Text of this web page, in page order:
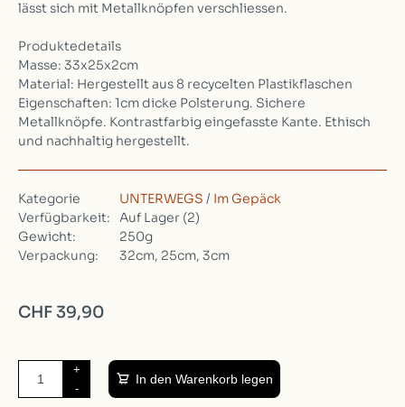
lässt sich mit Metallknöpfen verschliessen.
Produktedetails
Masse: 33x25x2cm
Material: Hergestellt aus 8 recycelten Plastikflaschen
Eigenschaften: 1cm dicke Polsterung. Sichere
Metallknöpfe. Kontrastfarbig eingefasste Kante. Ethisch
und nachhaltig hergestellt.
Kategorie UNTERWEGS / Im Gepäck
Verfügbarkeit:
Auf Lager (2)
Gewicht:
250g
Verpackung:
32cm, 25cm, 3cm
CHF 39,90
+
-
In den Warenkorb legen